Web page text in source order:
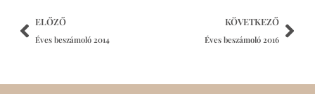
ELŐZŐ
Éves beszámoló 2014
KÖVETKEZŐ
Éves beszámoló 2016